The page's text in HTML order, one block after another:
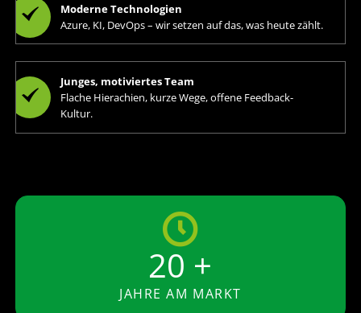
Moderne Technologien
Azure, KI, DevOps – wir setzen auf das, was heute zählt.
Junges, motiviertes Team
Flache Hierachien, kurze Wege, offene Feedback-
Kultur.
20 +
JAHRE AM MARKT